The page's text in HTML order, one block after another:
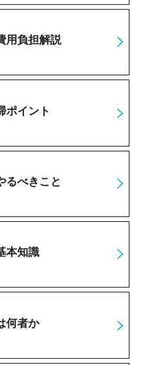
用負担解説
ポイント
るべきこと
本知識
何者か